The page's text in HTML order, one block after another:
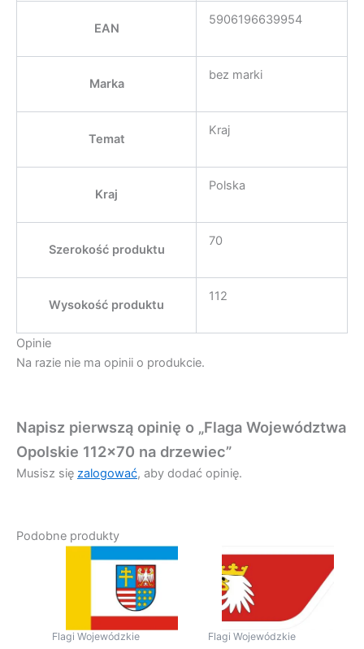
EAN
5906196639954
Marka
bez marki
Temat
Kraj
Kraj
Polska
Szerokość produktu
70
Wysokość produktu
112
Opinie
Na razie nie ma opinii o produkcie.
Napisz pierwszą opinię o „Flaga Województwa
Opolskie 112×70 na drzewiec”
Musisz się zalogować, aby dodać opinię.
Podobne produkty
Flagi Wojewódzkie Flagi Wojewódzkie